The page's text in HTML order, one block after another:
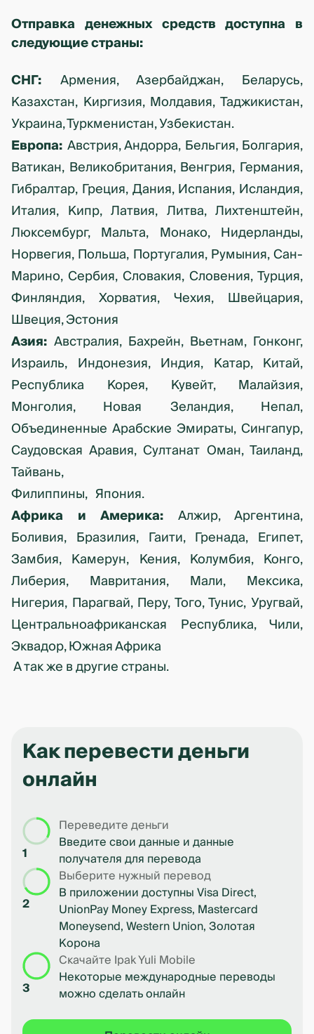
Отправка денежных средств доступна в
следующие страны:
СНГ: Армения, Азербайджан, Беларусь,
Казахстан, Киргизия, Молдавия, Таджикистан,
Украина, Туркменистан, Узбекистан.
Европа: Австрия, Андорра, Бельгия, Болгария,
Ватикан, Великобритания, Венгрия, Германия,
Гибралтар, Греция, Дания, Испания, Исландия,
Италия, Кипр, Латвия, Литва, Лихтенштейн,
Люксембург, Мальта, Монако, Нидерланды,
Норвегия, Польша, Португалия, Румыния, Сан-
Марино, Сербия, Словакия, Словения, Турция,
Финляндия, Хорватия, Чехия, Швейцария,
Швеция, Эстония
Азия: Австралия, Бахрейн, Вьетнам, Гонконг,
Израиль, Индонезия, Индия, Катар, Китай,
Республика Корея, Кувейт, Малайзия,
Монголия, Новая Зеландия, Непал,
Объединенные Арабские Эмираты, Сингапур,
Саудовская Аравия, Султанат Оман, Таиланд,
Тайвань,
Филиппины, Япония.
Африка и Америка: Алжир, Аргентина,
Боливия, Бразилия, Гаити, Гренада, Египет,
Замбия, Камерун, Кения, Колумбия, Конго,
Либерия, Мавритания, Мали, Мексика,
Нигерия, Парагвай, Перу, Того, Тунис, Уругвай,
Центральноафриканская Республика, Чили,
Эквадор, Южная Африка
А так же в другие страны.
Как перевести деньги
онлайн
1
Переведите деньги
Введите свои данные и данные
получателя для перевода
2
Выберите нужный перевод
В приложении доступны Visa Direct,
UnionPay Money Express, Mastercard
Moneysend, Western Union, Золотая
Корона
3
Скачайте Ipak Yuli Mobile
Некоторые международные переводы
можно сделать онлайн